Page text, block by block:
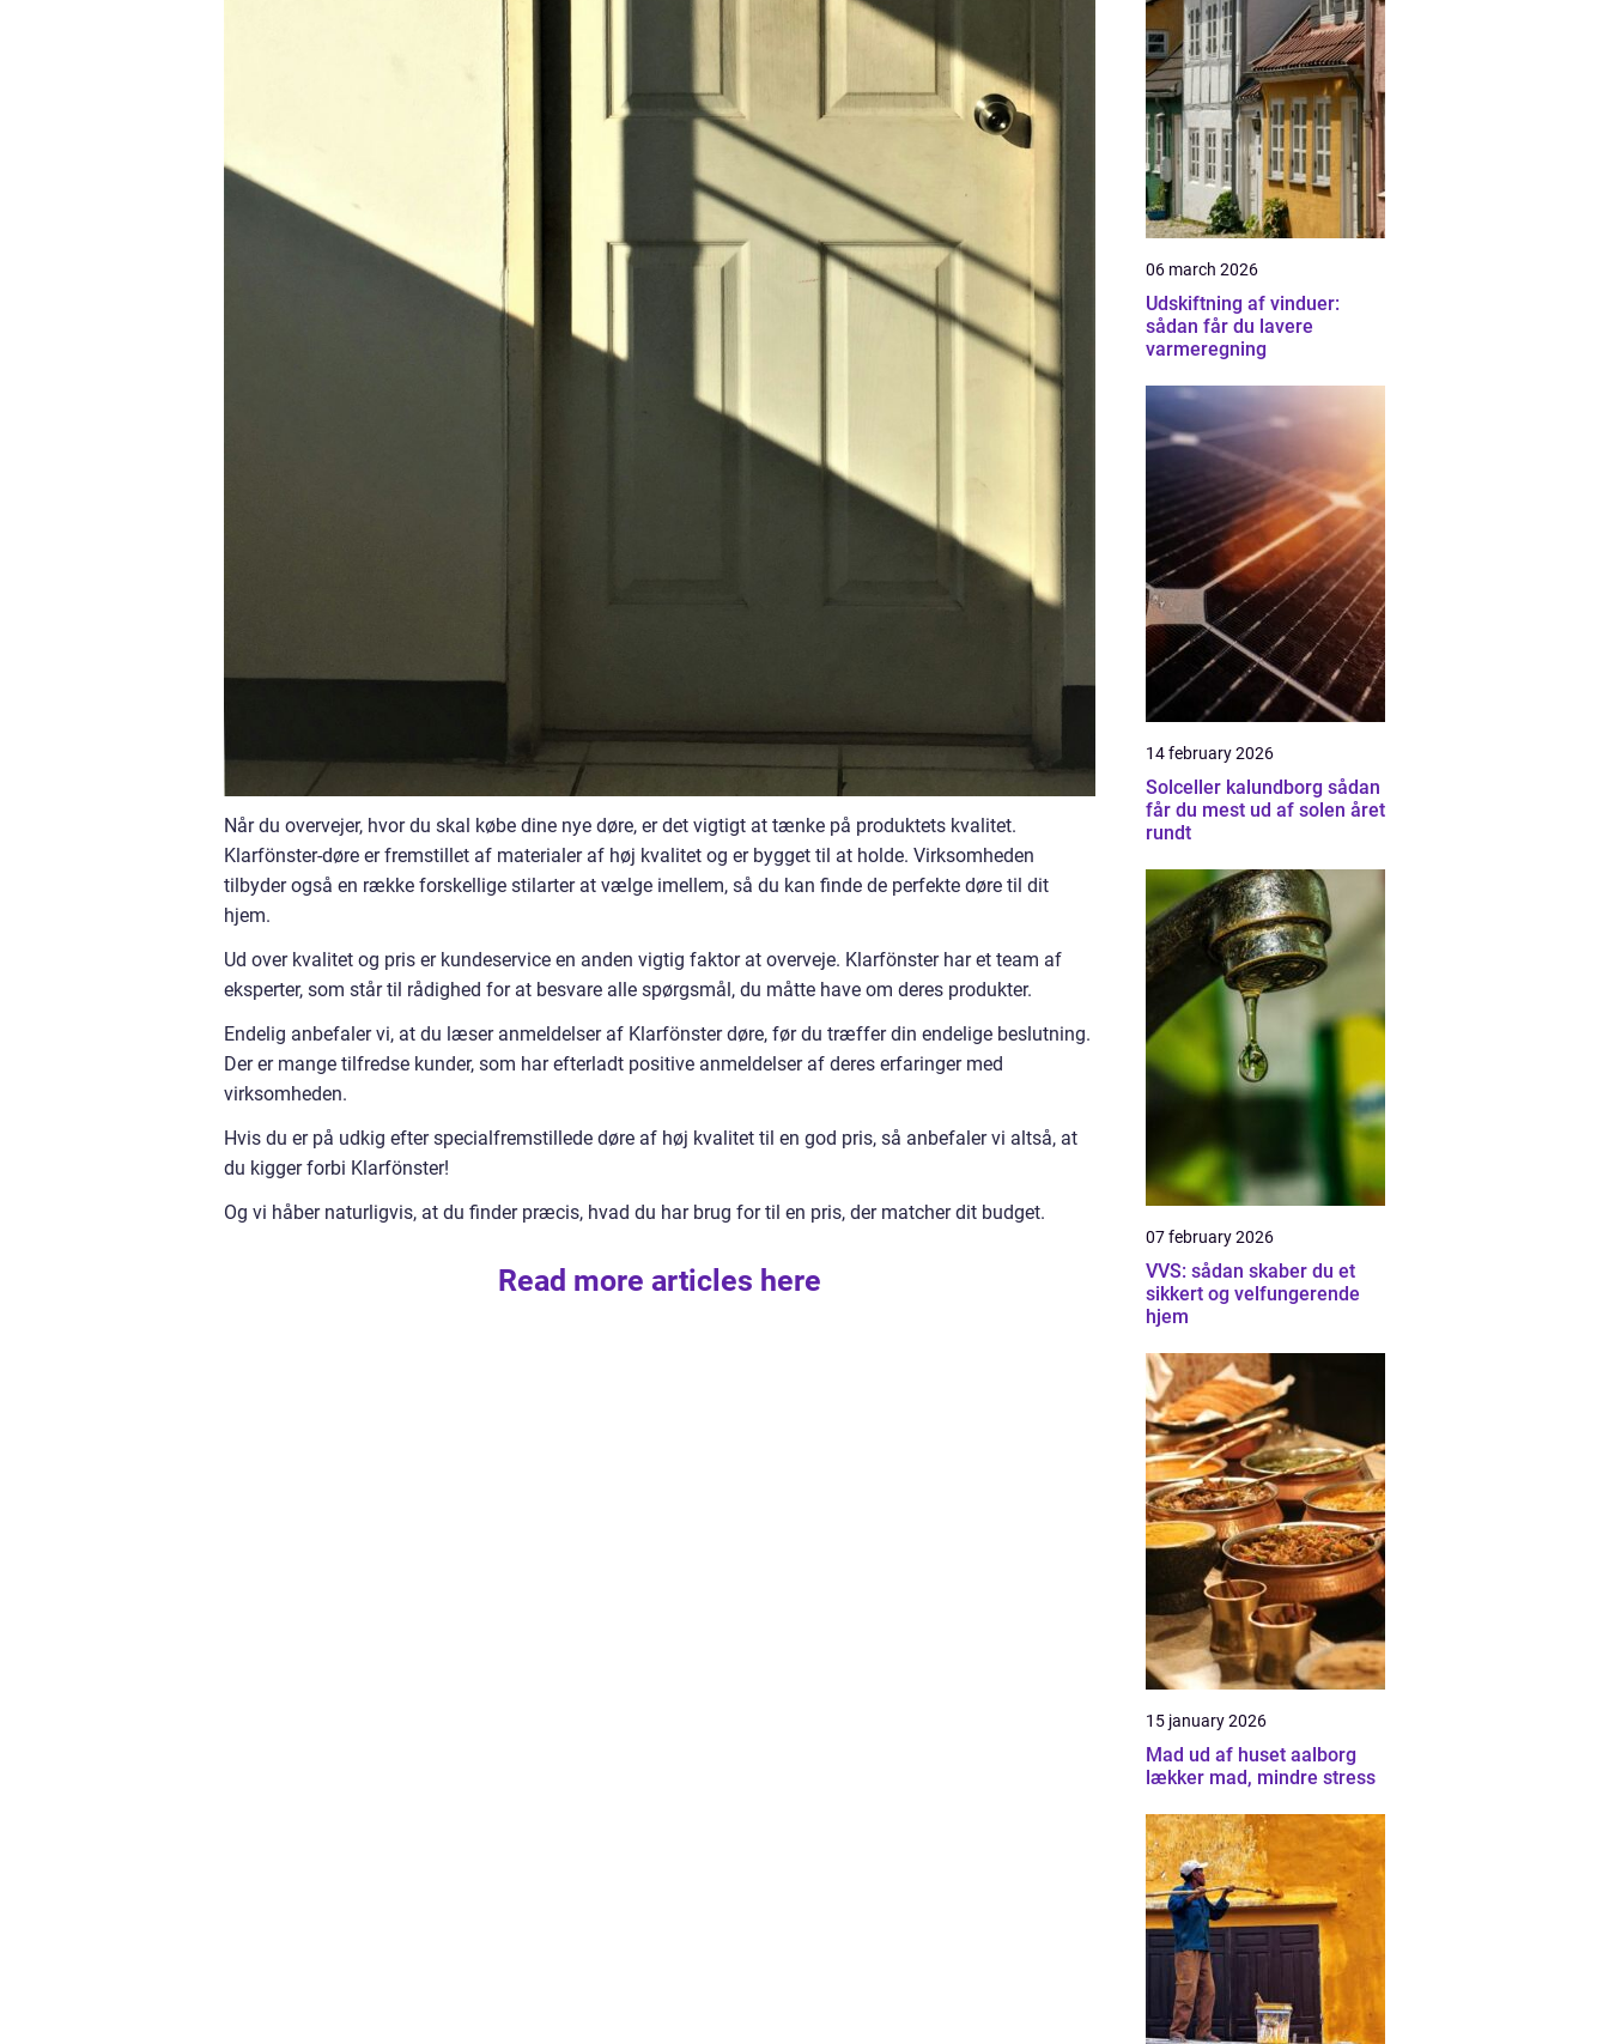
Når du overvejer, hvor du skal købe dine nye døre, er det vigtigt at tænke på produktets kvalitet.
Klarfönster-døre er fremstillet af materialer af høj kvalitet og er bygget til at holde. Virksomheden
tilbyder også en række forskellige stilarter at vælge imellem, så du kan finde de perfekte døre til dit
hjem.
Ud over kvalitet og pris er kundeservice en anden vigtig faktor at overveje. Klarfönster har et team af
eksperter, som står til rådighed for at besvare alle spørgsmål, du måtte have om deres produkter.
Endelig anbefaler vi, at du læser anmeldelser af Klarfönster døre, før du træffer din endelige beslutning.
Der er mange tilfredse kunder, som har efterladt positive anmeldelser af deres erfaringer med
virksomheden.
Hvis du er på udkig efter specialfremstillede døre af høj kvalitet til en god pris, så anbefaler vi altså, at
du kigger forbi Klarfönster!
Og vi håber naturligvis, at du finder præcis, hvad du har brug for til en pris, der matcher dit budget.
Read more articles here
06 march 2026
Udskiftning af vinduer:
sådan får du lavere
varmeregning
14 february 2026
Solceller kalundborg sådan
får du mest ud af solen året
rundt
07 february 2026
VVS: sådan skaber du et
sikkert og velfungerende
hjem
15 january 2026
Mad ud af huset aalborg
lækker mad, mindre stress